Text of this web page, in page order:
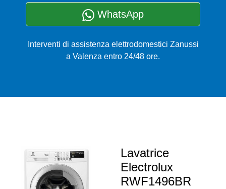
WhatsApp
Interventi di assistenza elettrodomestici Zanussi
a Valenza entro 24/48 ore.
Lavatrice
Electrolux
RWF1496BR